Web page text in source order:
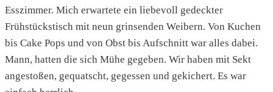
Esszimmer. Mich erwartete ein liebevoll gedeckter
Frühstückstisch mit neun grinsenden Weibern. Von Kuchen
bis Cake Pops und von Obst bis Aufschnitt war alles dabei.
Mann, hatten die sich Mühe gegeben. Wir haben mit Sekt
angestoßen, gequatscht, gegessen und gekichert. Es war